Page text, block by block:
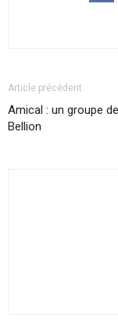
Article précédent
Amical : un groupe
Bellion